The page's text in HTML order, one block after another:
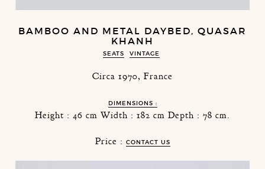
BAMBOO AND METAL DAYBED, QUASAR
KHANH
SEATS VINTAGE
Circa 1970, France
DIMENSIONS :
Height : 46 cm Width : 182 cm Depth : 78 cm.
Price : CONTACT US